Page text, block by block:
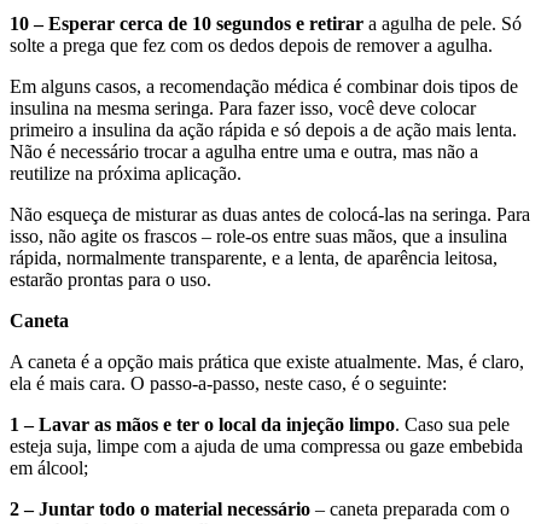
10 – Esperar cerca de 10 segundos e retirar a agulha de pele. Só
solte a prega que fez com os dedos depois de remover a agulha.
Em alguns casos, a recomendação médica é combinar dois tipos de
insulina na mesma seringa. Para fazer isso, você deve colocar
primeiro a insulina da ação rápida e só depois a de ação mais lenta.
Não é necessário trocar a agulha entre uma e outra, mas não a
reutilize na próxima aplicação.
Não esqueça de misturar as duas antes de colocá-las na seringa. Para
isso, não agite os frascos – role-os entre suas mãos, que a insulina
rápida, normalmente transparente, e a lenta, de aparência leitosa,
estarão prontas para o uso.
Caneta
A caneta é a opção mais prática que existe atualmente. Mas, é claro,
ela é mais cara. O passo-a-passo, neste caso, é o seguinte:
1 – Lavar as mãos e ter o local da injeção limpo. Caso sua pele
esteja suja, limpe com a ajuda de uma compressa ou gaze embebida
em álcool;
2 – Juntar todo o material necessário – caneta preparada com o